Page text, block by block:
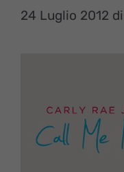
24 Luglio 2012 di